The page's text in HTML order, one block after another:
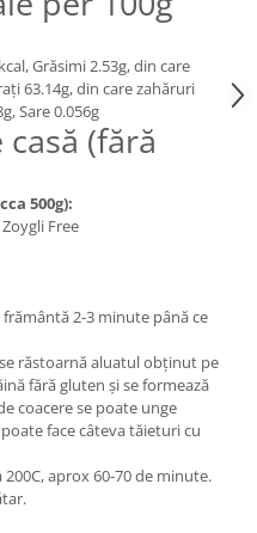
Grăsimi 2.53g, din care
63.14g, din care zahăruri
Sare 0.056g
(fără
500g):
Free
2-3 minute până ce
răstoarnă aluatul obținut pe
fără gluten și se formează
coacere se poate unge
face câteva tăieturi cu
aprox 60-70 de minute.